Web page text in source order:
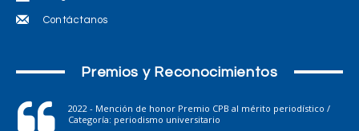
Contáctanos
Premios y Reconocimientos
2022 - Mención de honor Premio CPB al mérito periodístico /
Categoría: periodismo universitario